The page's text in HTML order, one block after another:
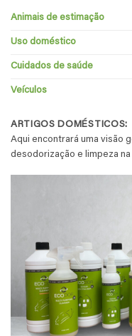
Animais de estimação
Uso doméstico
Cuidados de saúde
Veículos
ARTIGOS DOMÉSTICOS:
Aqui encontrará uma visão
desodorização e limpeza